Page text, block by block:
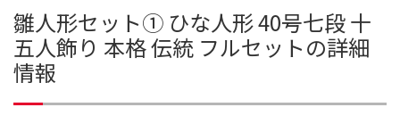
雛人形セット① ひな人形 40号七段 十
五人飾り 本格 伝統 フルセットの詳細
情報